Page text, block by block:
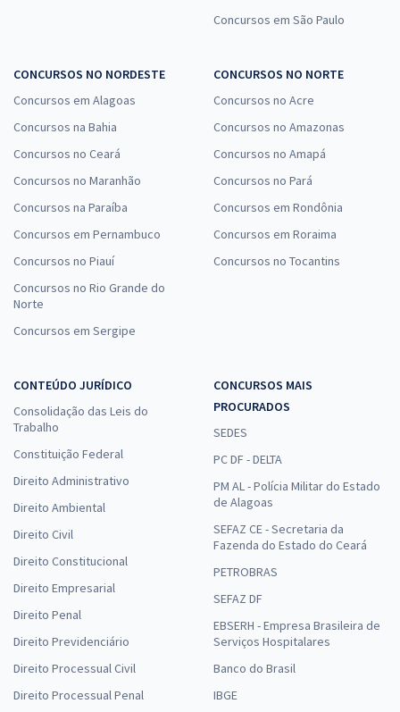
Concursos em São Paulo
CONCURSOS NO NORDESTE
Concursos em Alagoas
Concursos na Bahia
Concursos no Ceará
Concursos no Maranhão
Concursos na Paraíba
Concursos em Pernambuco
Concursos no Piauí
Concursos no Rio Grande do
Norte
Concursos em Sergipe
CONCURSOS NO NORTE
Concursos no Acre
Concursos no Amazonas
Concursos no Amapá
Concursos no Pará
Concursos em Rondônia
Concursos em Roraima
Concursos no Tocantins
CONTEÚDO JURÍDICO
Consolidação das Leis do
Trabalho
Constituição Federal
Direito Administrativo
Direito Ambiental
Direito Civil
Direito Constitucional
Direito Empresarial
Direito Penal
Direito Previdenciário
Direito Processual Civil
Direito Processual Penal
CONCURSOS MAIS
PROCURADOS
SEDES
PC DF - DELTA
PM AL - Polícia Militar do Estado
de Alagoas
SEFAZ CE - Secretaria da
Fazenda do Estado do Ceará
PETROBRAS
SEFAZ DF
EBSERH - Empresa Brasileira de
Serviços Hospitalares
Banco do Brasil
IBGE